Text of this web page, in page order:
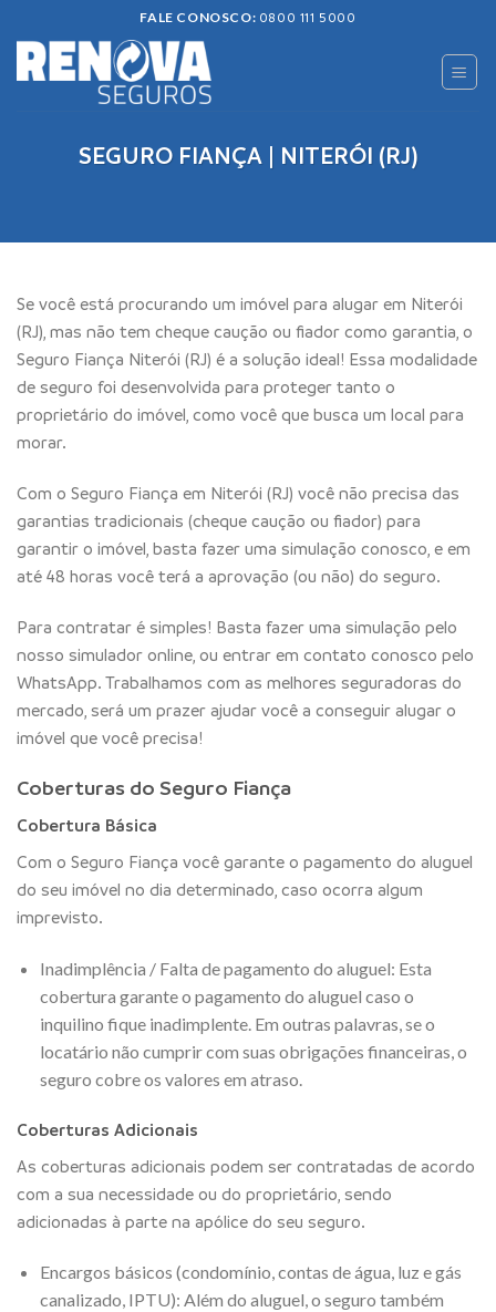
to
content
FALE CONOSCO: 0800 111 5000
SEGURO FIANÇA | NITERÓI (RJ)
Se você está procurando um imóvel para alugar em Niterói
(RJ), mas não tem cheque caução ou fiador como garantia, o
Seguro Fiança Niterói (RJ) é a solução ideal! Essa modalidade
de seguro foi desenvolvida para proteger tanto o
proprietário do imóvel, como você que busca um local para
morar.
Com o Seguro Fiança em Niterói (RJ) você não precisa das
garantias tradicionais (cheque caução ou fiador) para
garantir o imóvel, basta fazer uma simulação conosco, e em
até 48 horas você terá a aprovação (ou não) do seguro.
Para contratar é simples! Basta fazer uma simulação pelo
nosso simulador online, ou entrar em contato conosco pelo
WhatsApp. Trabalhamos com as melhores seguradoras do
mercado, será um prazer ajudar você a conseguir alugar o
imóvel que você precisa!
Coberturas do Seguro Fiança
Cobertura Básica
Com o Seguro Fiança você garante o pagamento do aluguel
do seu imóvel no dia determinado, caso ocorra algum
imprevisto.
Inadimplência / Falta de pagamento do aluguel: Esta
cobertura garante o pagamento do aluguel caso o
inquilino fique inadimplente. Em outras palavras, se o
locatário não cumprir com suas obrigações financeiras, o
seguro cobre os valores em atraso.
Coberturas Adicionais
As coberturas adicionais podem ser contratadas de acordo
com a sua necessidade ou do proprietário, sendo
adicionadas à parte na apólice do seu seguro.
Encargos básicos (condomínio, contas de água, luz e gás
canalizado, IPTU): Além do aluguel, o seguro também